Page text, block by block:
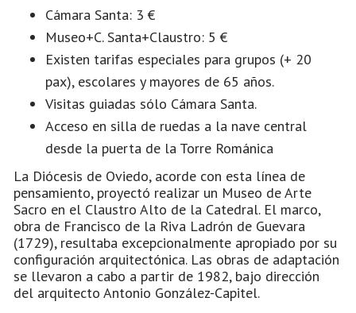
Cámara Santa: 3 €
Museo+C. Santa+Claustro: 5 €
Existen tarifas especiales para grupos (+ 20
pax), escolares y mayores de 65 años.
Visitas guiadas sólo Cámara Santa.
Acceso en silla de ruedas a la nave central
desde la puerta de la Torre Románica
La Diócesis de Oviedo, acorde con esta línea de
pensamiento, proyectó realizar un Museo de Arte
Sacro en el Claustro Alto de la Catedral. El marco,
obra de Francisco de la Riva Ladrón de Guevara
(1729), resultaba excepcionalmente apropiado por su
configuración arquitectónica. Las obras de adaptación
se llevaron a cabo a partir de 1982, bajo dirección
del arquitecto Antonio González-Capitel.